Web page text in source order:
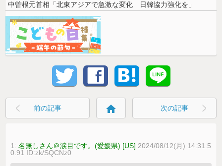
中曽根元首相「北東アジアで急激な変化 日韓協力強化を」
前の記事 home 次の記事
1:名無しさん＠涙目です。(愛媛県) [US] 2024/08/12(月) 14:31:5
0.91 ID:zk/SQCNz0